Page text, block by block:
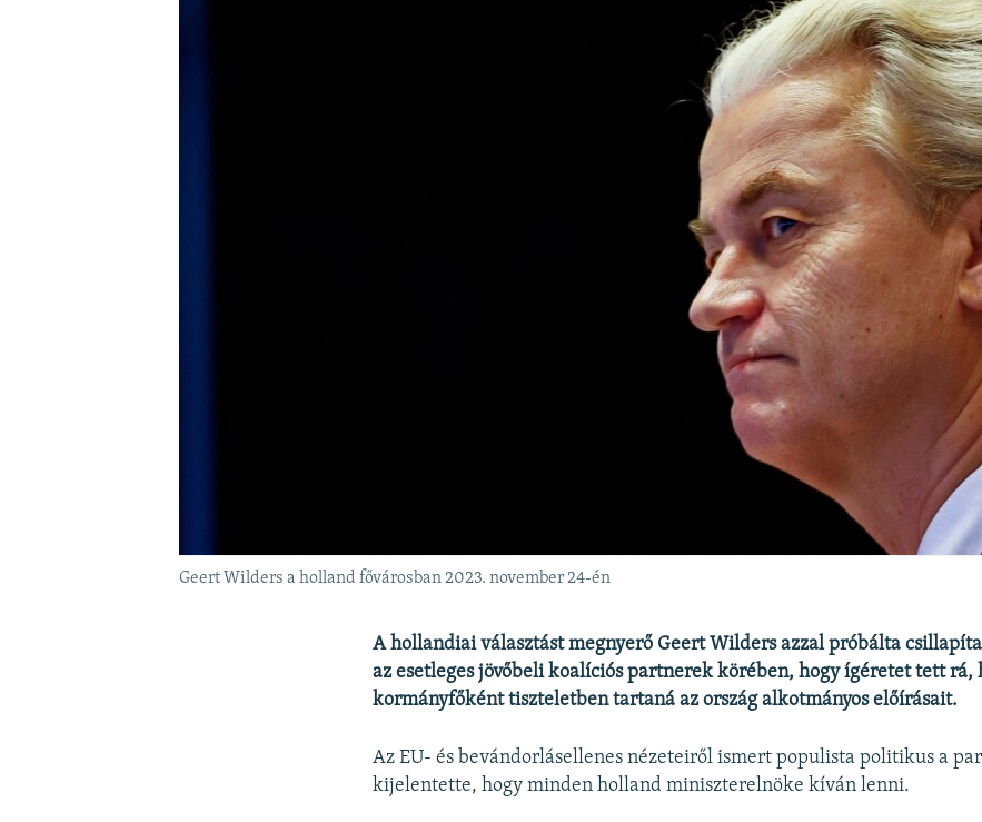
Geert Wilders a holland fővárosban 2023. november 24-én
A hollandiai választást megnyerő Geert Wilders azzal próbálta
az esetleges jövőbeli koalíciós partnerek körében, hogy ígéretet tett rá,
kormányfőként tiszteletben tartaná az ország alkotmányos előírásait.
Az EU- és bevándorlásellenes nézeteiről ismert populista politikus a
kijelentette, hogy minden holland miniszterelnöke kíván lenni.